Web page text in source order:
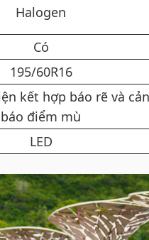
Halogen​
Có​
195/60R16​
kết hợp báo rẽ và
báo điểm mù​
LED​